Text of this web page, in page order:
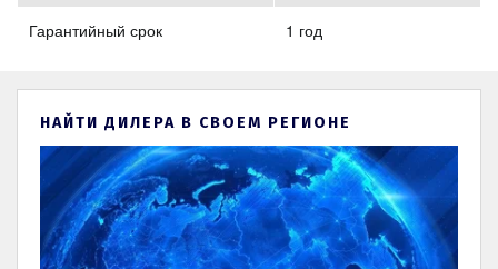
Гарантийный срок 1 год
НАЙТИ ДИЛЕРА В СВОЕМ РЕГИОНЕ